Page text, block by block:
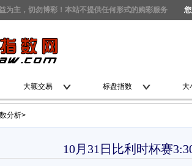
为主，切勿博彩！本站不提供任何形式的购彩服务
大额交易 标盘指数 大
分析>
10月31日比利时杯赛